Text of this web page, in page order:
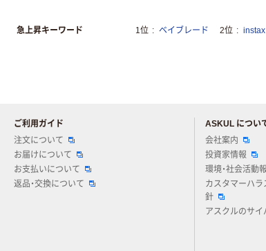
急上昇キーワード 1位 ベイブレード 2位
ご利用ガイド
注文について
お届けについて
お支払いについて
返品・交換について
ASKUL につい
会社案内
投資家情報
環境・社会活動
カスタマーハ
針
アスクルのサイ